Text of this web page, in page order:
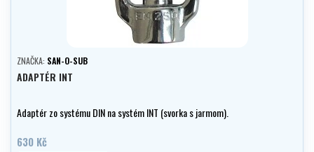
ZNAČKA: SAN-O-SUB
ADAPTÉR INT
Adaptér zo systému DIN na systém INT (svorka s jarmom).
630 Kč